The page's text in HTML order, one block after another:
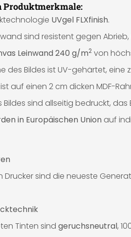
Produktmerkmale:
UVgel FLXfinish.
sind resistent gegen
Leinwand 240 g/m2 von
des Bildes ist UV-gehärtet,
auf einen 2 cm dicken MDF-
Bildes sind allseitig bedruckt,
in Europäischen Union auf
Drucker sind die neueste
Tinten sind geruchsneutral,